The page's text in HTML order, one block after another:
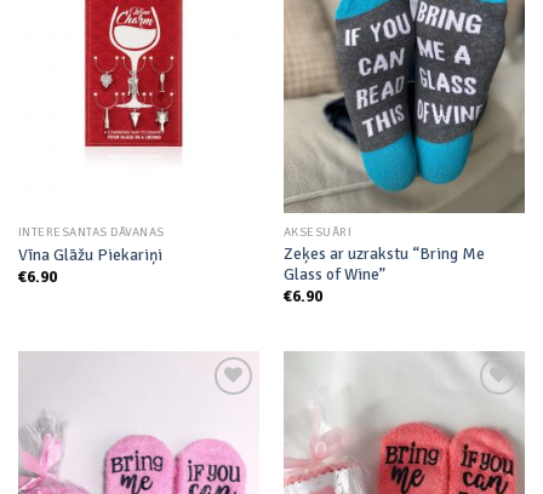
INTERESANTAS DĀVANAS
Vīna Glāžu Piekariņi
€6.90
Add to
wishlist
AKSESUĀRI
Zeķes ar uzrakstu “Bring Me
Glass of Wine”
€6.90
Add to
wishlist
Add to
wishlist